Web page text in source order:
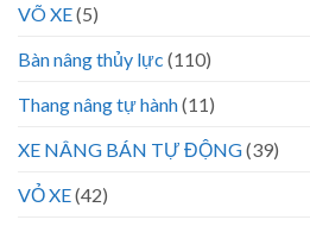
VÕ XE(5)
Bàn nâng thủy lực (110)
Thang nâng tự hành(11)
XE NÂNG BÁN TỰ ĐỘNG(39)
VỎ XE(42)